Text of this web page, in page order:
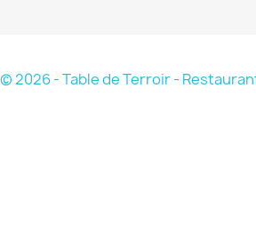
© 2026 - Table de Terroir -